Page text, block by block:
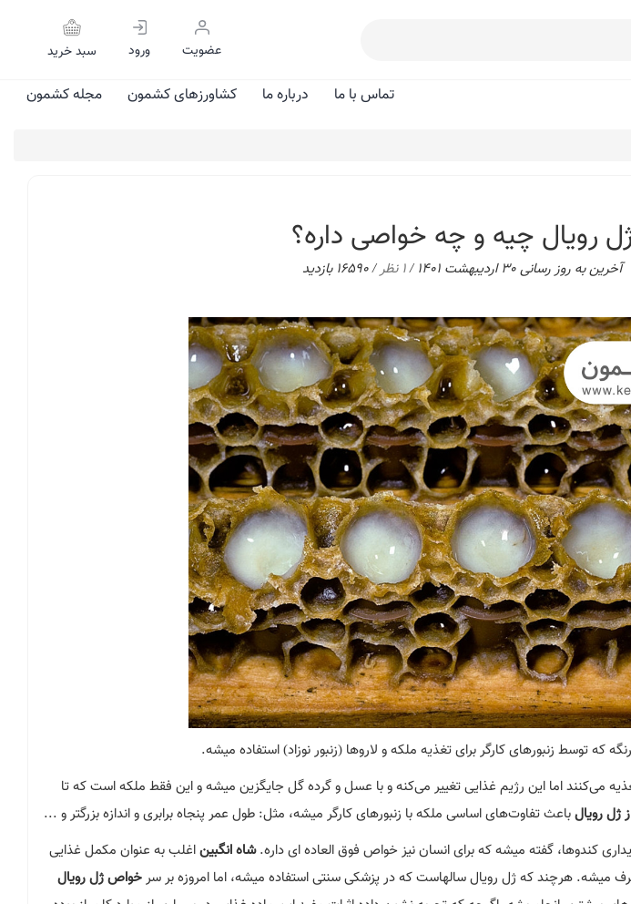
عضویت ورود سبد خرید
تماس با ما درباره ما کشاورزهای کشمون مجله کشمون
رویال چیه و چه خواصی داره؟
آخرین به روز رسانی 30 اردیبهشت 1401 / 1 نظر / 16590 بازدید
که توسط زنبور‌های کارگر برای تغذیه ملکه و لاروها (زنبور نوزاد) استفاده میشه.
می‌کنند اما این رژیم غذایی تغییر می‌کنه و با عسل و گرده گل جایگزین میشه و این فقط ملکه است که تا
ژل رویالباعث تفاوت‌های اساسی ملکه با زنبورهای کارگر میشه، مثل: طول عمر پنجاه برابری و اندازه بزرگتر و ...
کندوها، گفته میشه که برای انسان نیز خواص فوق العاده ای داره.شاه انگبیناغلب به عنوان مکمل غذایی
میشه. هرچند که ژل رویال سالهاست که در پزشکی سنتی استفاده میشه، اما امروزه بر سرخواص ژل رویال